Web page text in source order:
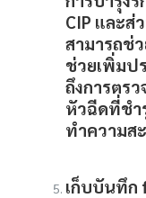
CIP และส่
สามารถช่
ช่วยเพิ่มป
ถึงการตร
หัวฉีดที่ชำ
ทำความส
เก็บบันทึก